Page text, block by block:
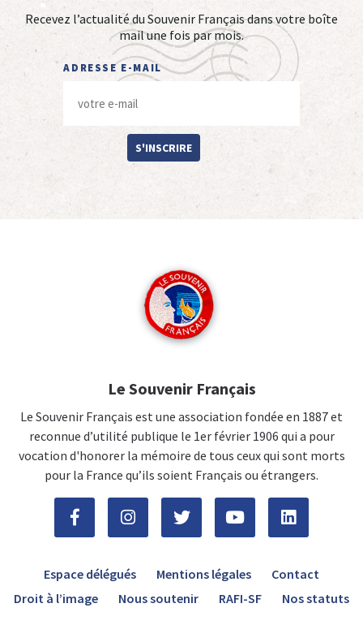
Recevez l’actualité du Souvenir Français dans votre boîte
mail une fois par mois.
ADRESSE E-MAIL
S'INSCRIRE
Le Souvenir Français
Le Souvenir Français est une association fondée en 1887 et
reconnue d’utilité publique le 1er février 1906 qui a pour
vocation d'honorer la mémoire de tous ceux qui sont morts
pour la France qu’ils soient Français ou étrangers.
Espace délégués Mentions légales
Contact
Droit à l’image
Nous soutenir RAFI-SF Nos statuts